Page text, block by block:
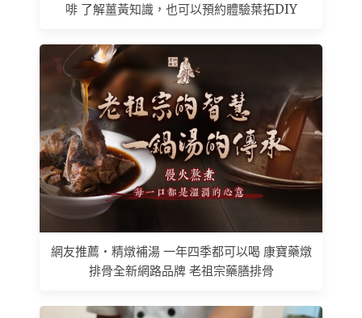
啡 了解薑黃知識，也可以預約體驗葉拓DIY
網友推薦 • 精燉補湯 一年四季都可以喝 康寶藥燉
排骨全新網路品牌 老祖宗藥膳排骨